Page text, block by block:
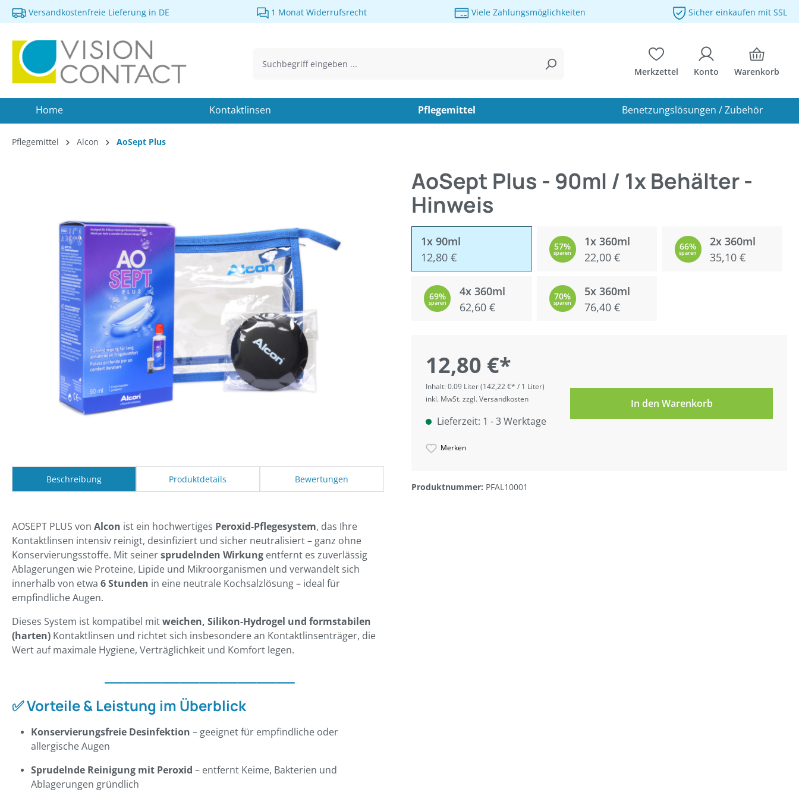
Zur Hauptnavigation springen
Versandkostenfreie Lieferung in DE 1 Monat Widerrufsrecht Viele Zahlungsmöglichkeiten Sicher einkaufen mit SSL
Merkzettel Konto Warenkorb
Home Kontaktlinsen Pflegemittel Benetzungslösungen / Zubehör
Pflegemittel Alcon AoSept Plus
Beschreibung Produktdetails Bewertungen
AOSEPT PLUS von Alcon ist ein hochwertiges Peroxid-Pflegesystem, das Ihre
Kontaktlinsen intensiv reinigt, desinfiziert und sicher neutralisiert – ganz ohne
Konservierungsstoffe. Mit seinersprudelnden Wirkung entfernt es zuverlässig
Ablagerungen wie Proteine, Lipide und Mikroorganismen und verwandelt sich
innerhalb von etwa 6 Stunden in eine neutrale Kochsalzlösung – ideal für
empfindliche Augen.
Dieses System ist kompatibel mitweichen, Silikon-Hydrogel und formstabilen
(harten) Kontaktlinsen und richtet sich insbesondere an Kontaktlinsenträger, die
Wert auf maximale Hygiene, Verträglichkeit und Komfort legen.
✅ Vorteile & Leistung im Überblick
Konservierungsfreie Desinfektion – geeignet für empfindliche oder
allergische Augen
Sprudelnde Reinigung mit Peroxid – entfernt Keime, Bakterien und
Ablagerungen gründlich
AoSept Plus - 90ml / 1x Behälter -
Hinweis
1x 90ml
12,80 €
57%
sparen
1x 360ml
22,00 €
66%
sparen
2x 360ml
35,10 €
69%
sparen
4x 360ml
62,60 €
70%
sparen
5x 360ml
76,40 €
12,80 €*
Inhalt:0.09 Liter(142,22 €* / 1 Liter)
inkl. MwSt. zzgl. Versandkosten
Lieferzeit: 1 - 3 Werktage
Merken
In den Warenkorb
Produktnummer: PFAL10001